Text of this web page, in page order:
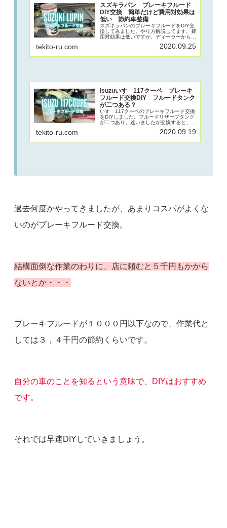
スズキラパン ブレーキフルード
DIY交換 簡単だけど費用対効果は
低い 節約車整備
スズキラパンのブレーキフルードをDIY交
換してみました。やり方解説してます。費
用対効果は低いですが、ディーラーからの
約に繋がります。1時間くらいの作業で手
tekito-ru.com 2020.09.25
isuzuいすゞ117クーペ ブレーキ
フルード交換DIY フルードタンク
が二つある？
いすゞ117クーペのブレーキフルード交換
をDIYしました。フルードリザーブタンク
が二つあり、迷いましたが交換すると、フ
ロントとリアに分かれていることがわかり
ました。最近の車は一つなので、新鮮でし
tekito-ru.com 2020.09.19
過去何度かやってきましたが、あまりコスパがよくな
いのがブレーキフルード交換。
結構面倒な作業のわりに、店に頼むと５千円もかから
ないとか・・・
ブレーキフルードが１０００円以下なので、作業代と
しては３，４千円の節約くらいです。
自分の車のことを知るという意味で、DIYはおすすめ
です。
それでは早速DIYしていきましょう。